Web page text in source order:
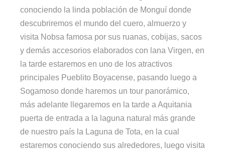
conociendo la linda población de Monguí donde
descubriremos el mundo del cuero, almuerzo y
visita Nobsa famosa por sus ruanas, cobijas, sacos
y demás accesorios elaborados con lana Virgen, en
la tarde estaremos en uno de los atractivos
principales Pueblito Boyacense, pasando luego a
Sogamoso donde haremos un tour panorámico,
más adelante llegaremos en la tarde a Aquitania
puerta de entrada a la laguna natural más grande
de nuestro país la Laguna de Tota, en la cual
estaremos conociendo sus alrededores, luego visita